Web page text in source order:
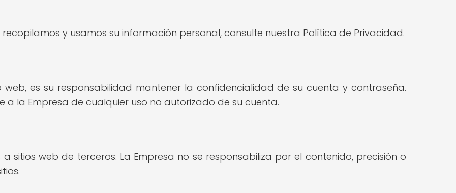
y usamos su información personal, consulte nuestra Política de Privacidad.
es su responsabilidad mantener la confidencialidad de su cuenta y contraseña.
la Empresa de cualquier uso no autorizado de su cuenta.
sitios web de terceros. La Empresa no se responsabiliza por el contenido, precisión o